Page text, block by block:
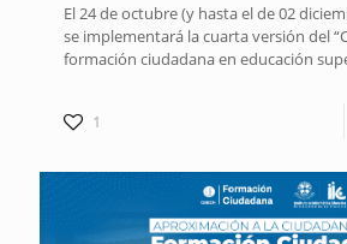
El 24 de octubre (y hasta el de 02
se implementará la cuarta versión del
formación ciudadana en educación
1